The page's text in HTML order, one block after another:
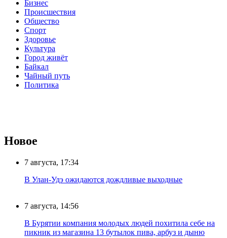
Бизнес
Происшествия
Общество
Cпорт
Здоровье
Культура
Город живёт
Байкал
Чайный путь
Политика
Новое
7 августа, 17:34
В Улан-Удэ ожидаются дождливые выходные
7 августа, 14:56
В Бурятии компания молодых людей похитила себе на
пикник из магазина 13 бутылок пива, арбуз и дыню